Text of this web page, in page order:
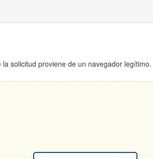
solicitud proviene de un navegador legítimo.